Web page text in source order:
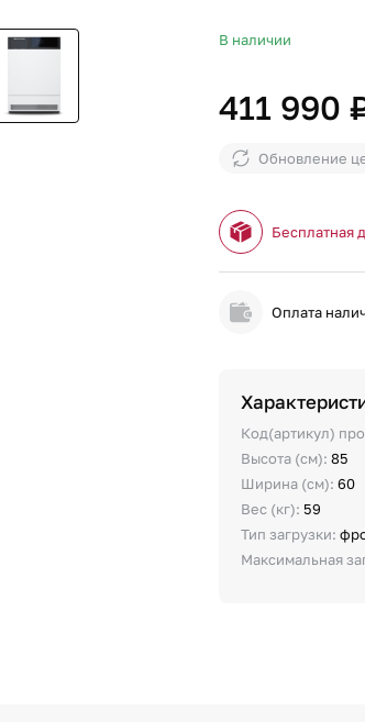
В наличии
411 990
Обновление
Бесплатная
Оплата
Код(артикул)
Высота (см): 85
Ширина (см): 60
Вес (кг): 59
Тип загрузки:
Максимальная